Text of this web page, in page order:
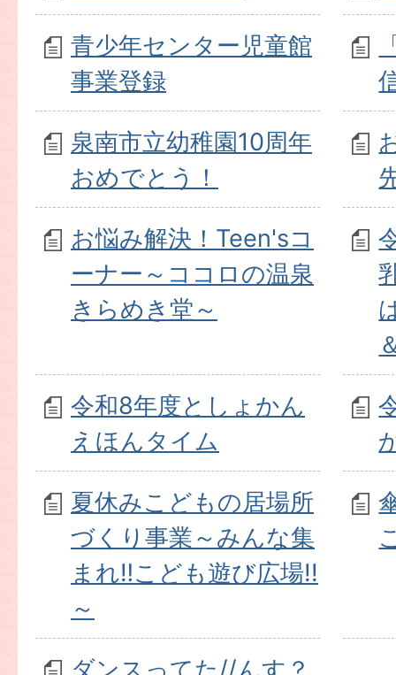
青少年センター児童館
事業登録
泉南市立幼稚園10周年
おめでとう！
お悩み解決！Teen'sコ
ーナー～ココロの温泉
きらめき堂～
令和8年度としょかん
えほんタイム
夏休みこどもの居場所
づくり事業～みんな集
まれ‼こども遊び広場!!
～